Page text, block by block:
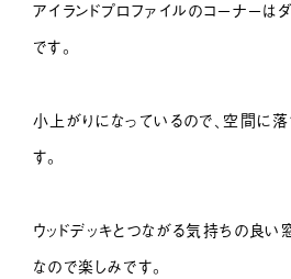
アイランドプロファイルのコーナーは
です。
小上がりになっているので、空間に
す。
ウッドデッキとつながる気持ちの良
なので楽しみです。